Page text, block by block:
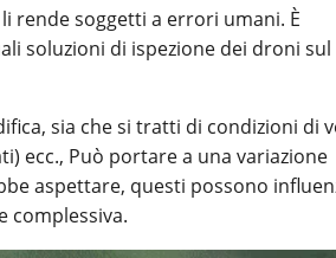
rende soggetti a errori umani. È
soluzioni di ispezione dei droni sul
sia che si tratti di condizioni di
ecc., Può portare a una variazione
aspettare, questi possono
complessiva.